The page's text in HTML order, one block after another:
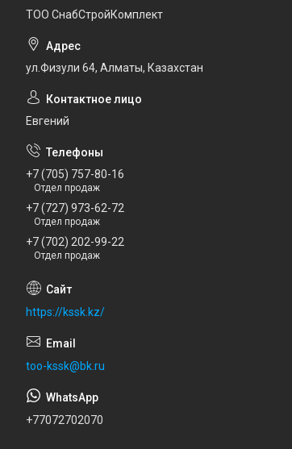
ТОО СнабСтройКомплект
ул.Физули 64, Алматы, Казахстан
Евгений
+7 (705) 757-80-16
Отдел продаж
+7 (727) 973-62-72
Отдел продаж
+7 (702) 202-99-22
Отдел продаж
https://kssk.kz/
too-kssk@bk.ru
+77072702070